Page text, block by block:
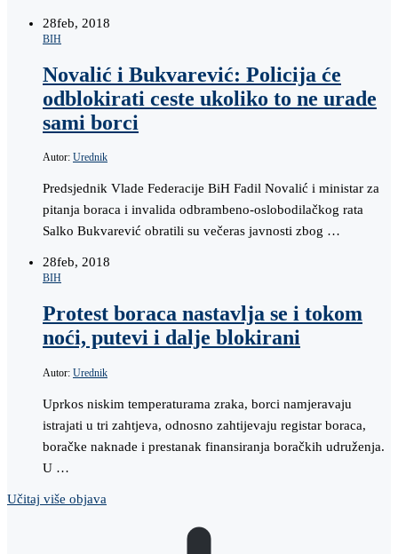
28feb, 2018
BIH
Novalić i Bukvarević: Policija će
odblokirati ceste ukoliko to ne urade
sami borci
Autor: Urednik
Predsjednik Vlade Federacije BiH Fadil Novalić i ministar za
pitanja boraca i invalida odbrambeno-oslobodilačkog rata
Salko Bukvarević obratili su večeras javnosti zbog …
28feb, 2018
BIH
Protest boraca nastavlja se i tokom
noći, putevi i dalje blokirani
Autor: Urednik
Uprkos niskim temperaturama zraka, borci namjeravaju
istrajati u tri zahtjeva, odnosno zahtijevaju registar boraca,
boračke naknade i prestanak finansiranja boračkih udruženja.
U …
Učitaj više objava